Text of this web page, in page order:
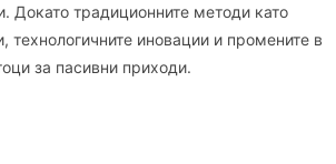
Докато традиционните методи като
иновации и промените в
за пасивни приходи.